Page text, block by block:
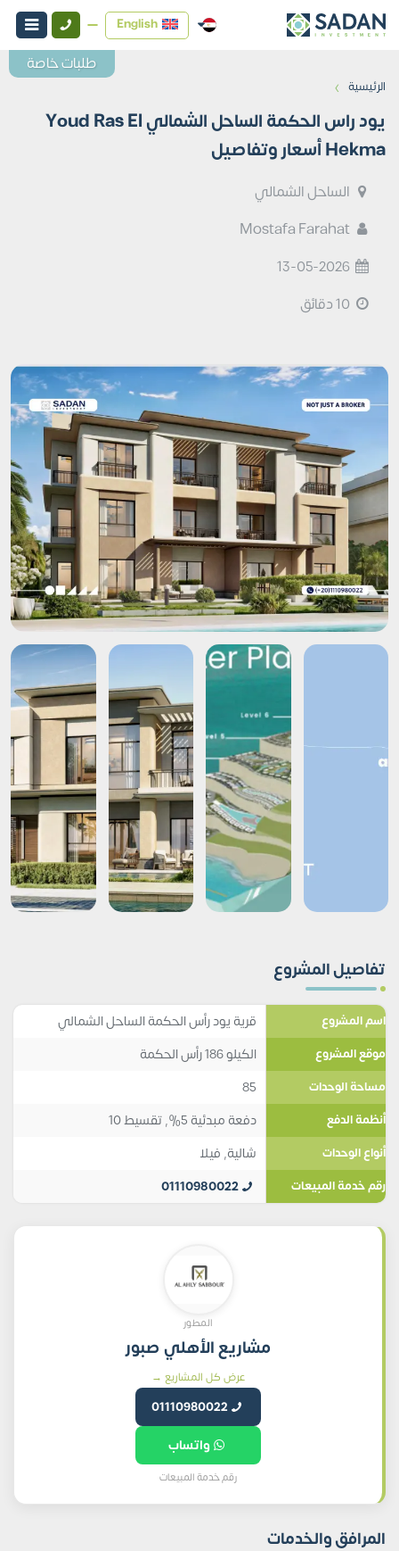
English
الرئيسية ›
يود راس الحكمة الساحل الشمالي Youd Ras El
Hekma أسعار وتفاصيل
الساحل الشمالي
Mostafa Farahat
13-05-2026
تفاصيل المشروع
اسم المشروع قرية يود رأس الحكمة الساحل الشمالي
موقع المشروع الكيلو 186 رأس الحكمة
مساحة الوحدات 85
أنظمة الدفع دفعة مبدئية 5%, تقسيط 10
أنواع الوحدات شالية, فيلا
رقم خدمة المبيعات 01110980022
المطور
مشاريع الأهلي صبور
عرض كل المشاريع →
01110980022
واتساب
رقم خدمة المبيعات
المرافق والخدمات
طلبات خاصة